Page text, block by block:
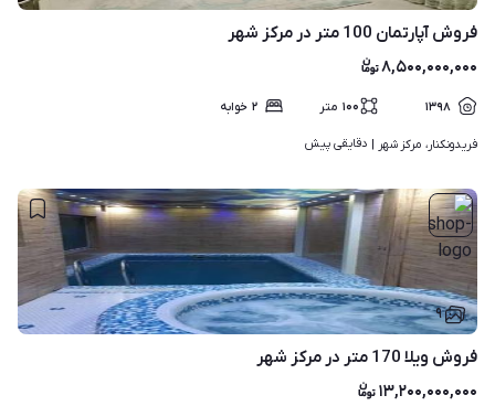
فروش آپارتمان 100 متر در مرکز شهر
۸,۵۰۰,۰۰۰,۰۰۰
۱۳۹۸ ۱۰۰ متر ۲ خوابه
فریدونکنار، مرکز شهر | دقایقی پیش
۹
فروش ویلا 170 متر در مرکز شهر
۱۳,۲۰۰,۰۰۰,۰۰۰